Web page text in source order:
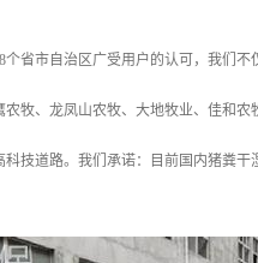
省市自治区广受用户的认可，我们
牧、龙凤山农牧、大地牧业、佳和
技道路。我们承诺：目前国内猪粪